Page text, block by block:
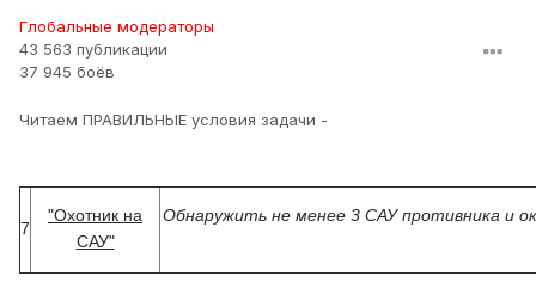
Глобальные модераторы
43 563 публикации
37 945 боёв
Читаем ПРАВИЛЬНЫЕ условия задачи -
7
"Охотник на
САУ"
Обнаружить не менее 3 САУ противника и